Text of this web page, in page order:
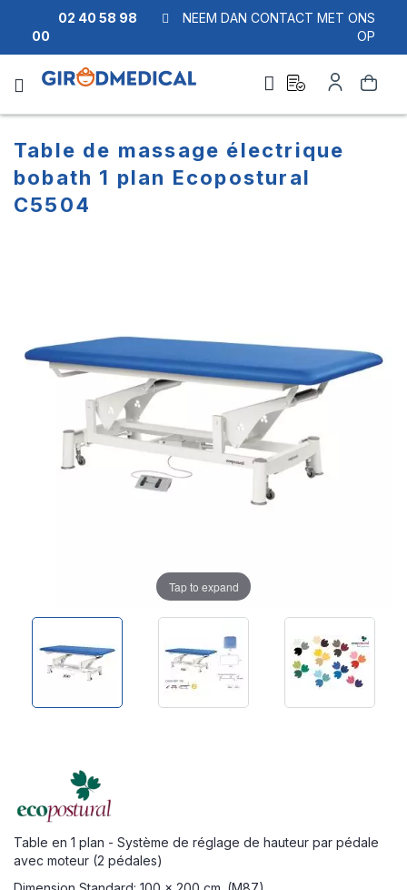
02 40 58 98
00
NEEM DAN CONTACT MET ONS
OP
Zoek
quote
Table de massage électrique
bobath 1 plan Ecopostural
C5504
Table en 1 plan - Système de réglage de hauteur par pédale
avec moteur (2 pédales)
afbeeldingen-
gallerij
afbeeldingen-
gallerij
Tap to expand